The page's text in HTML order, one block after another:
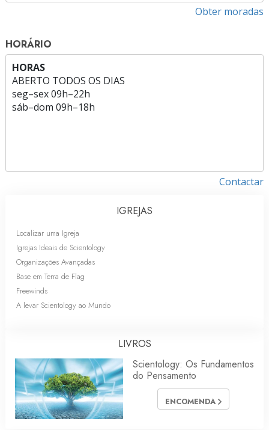
Obter moradas
HORÁRIO
HORAS
ABERTO TODOS OS DIAS
seg–sex09h–22h
sáb–dom 09h–18h
Contactar
IGREJAS
Localizar uma Igreja
Igrejas Ideais de Scientology
Organizações Avançadas
Base em Terra de Flag
Freewinds
A levar Scientology ao Mundo
LIVROS
Scientology: Os Fundamentos
do Pensamento
ENCOMENDA